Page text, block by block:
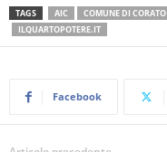
TAGS AIC COMUNE DI CORATO
ILQUARTOPOTERE.IT
Facebook